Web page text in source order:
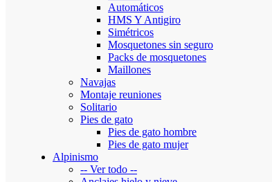
Automáticos
HMS Y Antigiro
Simétricos
Mosquetones sin seguro
Packs de mosquetones
Maillones
Navajas
Montaje reuniones
Solitario
Pies de gato
Pies de gato hombre
Pies de gato mujer
Alpinismo
-- Ver todo --